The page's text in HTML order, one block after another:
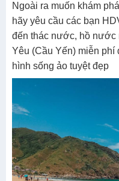
Ngoài ra muốn khám
hãy yêu cầu các bạn
đến thác nước, hồ nước
Yêu (Cầu Yến) miễn phí
hình sống ảo tuyệt đẹp